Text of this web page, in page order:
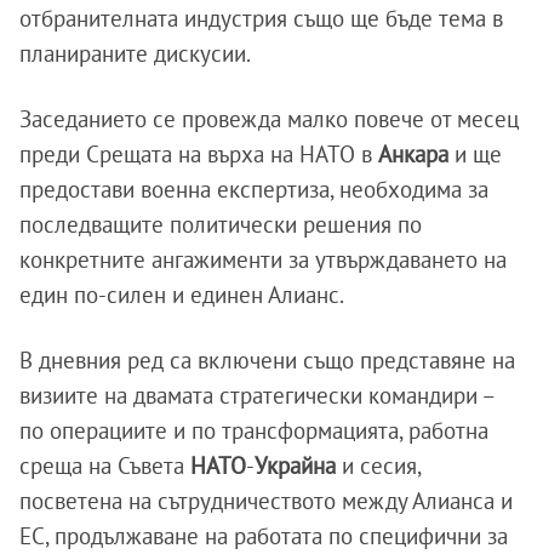
отбранителната индустрия също ще бъде тема в
планираните дискусии.
Заседанието се провежда малко повече от месец
преди Срещата на върха на НАТО в Анкара и ще
предостави военна експертиза, необходима за
последващите политически решения по
конкретните ангажименти за утвърждаването на
един по-силен и единен Алианс.
В дневния ред са включени също представяне на
визиите на двамата стратегически командири –
по операциите и по трансформацията, работна
среща на Съвета НАТО-Украйна и сесия,
посветена на сътрудничеството между Алианса и
ЕС, продължаване на работата по специфични за